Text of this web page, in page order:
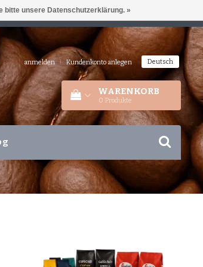
+31 180 44 8008
anmelden | Kundenkonto anlegen Deutsch
WARENKORB
0 Produkte
bitte unsere Datenschutzerklärung. »